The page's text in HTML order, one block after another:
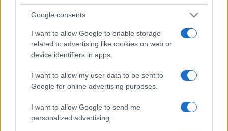
Google consents
I want to allow Google to enable storage
related to advertising like cookies on web or
device identifiers in apps.
I want to allow my user data to be sent to
Google for online advertising purposes.
I want to allow Google to send me
personalized advertising.
A lakosságra is fontos szerep hárul a
szúnyoginvázió elkerülésében
Túlfogyasztás napja - július 30-ra
felhasználta az emberiség a Föld egész
évre elegendő erőforrásait